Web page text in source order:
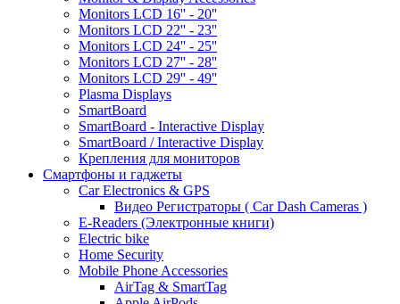
Monitors LCD 16'' - 20''
Monitors LCD 22'' - 23''
Monitors LCD 24'' - 25''
Monitors LCD 27'' - 28''
Monitors LCD 29'' - 49''
Plasma Displays
SmartBoard
SmartBoard - Interactive Display
SmartBoard / Interactive Display
Крепления для мониторов
Смартфоны и гаджеты
Car Electronics & GPS
Видео Регистраторы ( Car Dash Cameras )
E-Readers (Электронные книги)
Electric bike
Home Security
Mobile Phone Accessories
AirTag & SmartTag